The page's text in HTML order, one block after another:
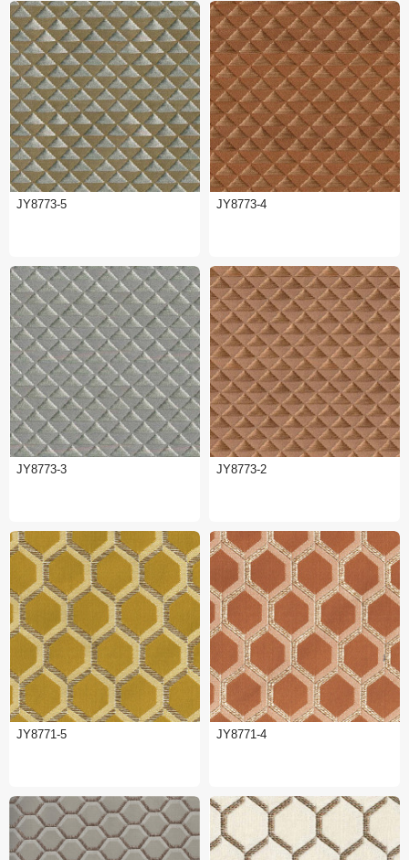
JY8773-5 JY8773-4
JY8773-3 JY8773-2
JY8771-5 JY8771-4